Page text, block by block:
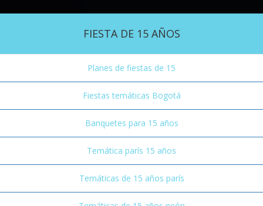
FIESTA DE 15 AÑOS
Planes de fiestas de 15
Fiestas temáticas Bogotá
Banquetes para 15 años
Temática parís 15 años
Temáticas de 15 años parís